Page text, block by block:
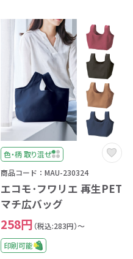
色・柄 取り混ぜ
商品コード：MAU-230324
エコモ･フワリエ 再生PET
マチ広バッグ
258円 （税込:283円）～
印刷可能